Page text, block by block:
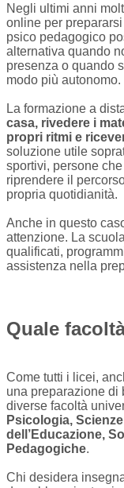
Negli ultimi anni
online per
psico pedagogico
alternativa quando
presenza o quando
modo più autonomo.
La formazione a
casa, rivedere i
propri ritmi e
soluzione utile
sportivi, persone
riprendere il
propria quotidianità.
Anche in questo
attenzione. La
qualificati,
assistenza nella
Quale
Come tutti i licei,
una preparazione di
diverse facoltà
Psicologia,
dell’Educazione,
Pedagogiche.
Chi desidera